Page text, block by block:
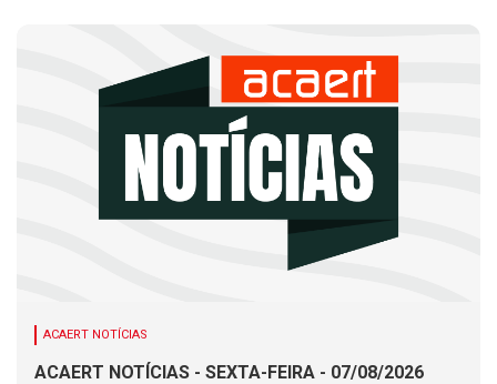
ACAERT NOTÍCIAS
ACAERT NOTÍCIAS - SEXTA-FEIRA - 07/08/2026